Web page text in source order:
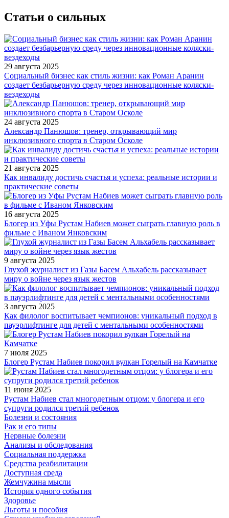
Статьи о сильных
29 августа 2025
Социальный бизнес как стиль жизни: как Роман Аранин
создает безбарьерную среду через инновационные коляски-
вездеходы
24 августа 2025
Александр Панюшов: тренер, открывающий мир
инклюзивного спорта в Старом Осколе
21 августа 2025
Как инвалиду достичь счастья и успеха: реальные истории и
практические советы
16 августа 2025
Блогер из Уфы Рустам Набиев может сыграть главную роль в
фильме с Иваном Янковским
9 августа 2025
Глухой журналист из Газы Басем Альхабель рассказывает
миру о войне через язык жестов
3 августа 2025
Как филолог воспитывает чемпионов: уникальный подход в
пауэрлифтинге для детей с ментальными особенностями
7 июля 2025
Блогер Рустам Набиев покорил вулкан Горелый на Камчатке
11 июня 2025
Рустам Набиев стал многодетным отцом: у блогера и его
супруги родился третий ребенок
Болезни и состояния
Рак и его типы
Нервные болезни
Анализы и обследования
Социальная поддержка
Средства реабилитации
Доступная среда
Жемчужина мысли
История одного события
Здоровье
Льготы и пособия